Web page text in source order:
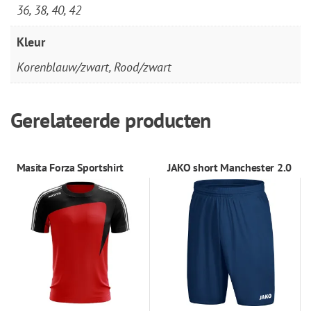
36, 38, 40, 42
Kleur
Korenblauw/zwart, Rood/zwart
Gerelateerde producten
Masita Forza Sportshirt JAKO short Manchester 2.0